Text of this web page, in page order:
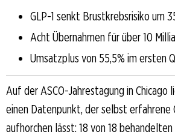
GLP-1 senkt Brustkrebsrisiko um
Acht Übernahmen für über 10
Umsatzplus von 55,5% im ersten
Auf der ASCO-Jahrestagung in
einen Datenpunkt, der selbst erfahrene
aufhorchen lässt: 18 von 18